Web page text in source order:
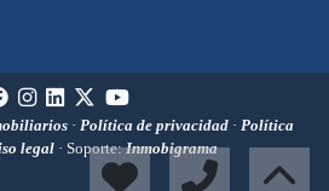
· Política de privacidad · Política
legal · Soporte:Inmobigrama